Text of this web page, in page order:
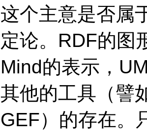
这个主意是否属
定论。RDF的图
Mind的表示，
其他的工具（譬
GEF）的存在。